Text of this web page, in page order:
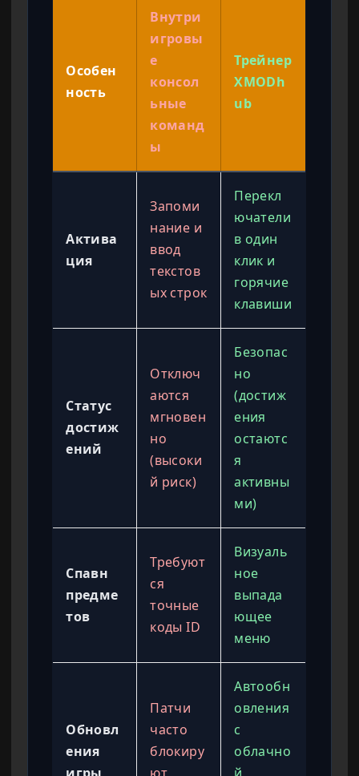
Особен
ность
Внутри
игровы
е
консол
ьные
команд
ы
Трейнер
XMODh
ub
Актива
ция
Запоми
нание и
ввод
текстов
ых строк
Перекл
ючатели
в один
клик и
горячие
клавиши
Статус
достиж
ений
Отключ
аются
мгновен
но
(высоки
й риск)
Безопас
но
(достиж
ения
остаютс
я
активны
ми)
Спавн
предме
тов
Требуют
ся
точные
коды ID
Визуаль
ное
выпада
ющее
меню
Обновл
ения
Патчи
часто
блокиру
Автообн
овления
с
облачно